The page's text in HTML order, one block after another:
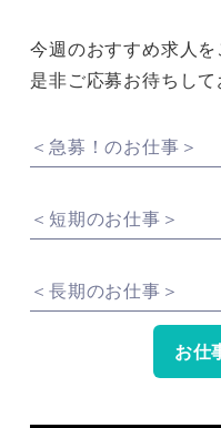
今週のおすすめ求人を
是非ご応募お待ちし
＜急募！のお仕事＞
＜短期のお仕事＞
＜長期のお仕事＞
お仕